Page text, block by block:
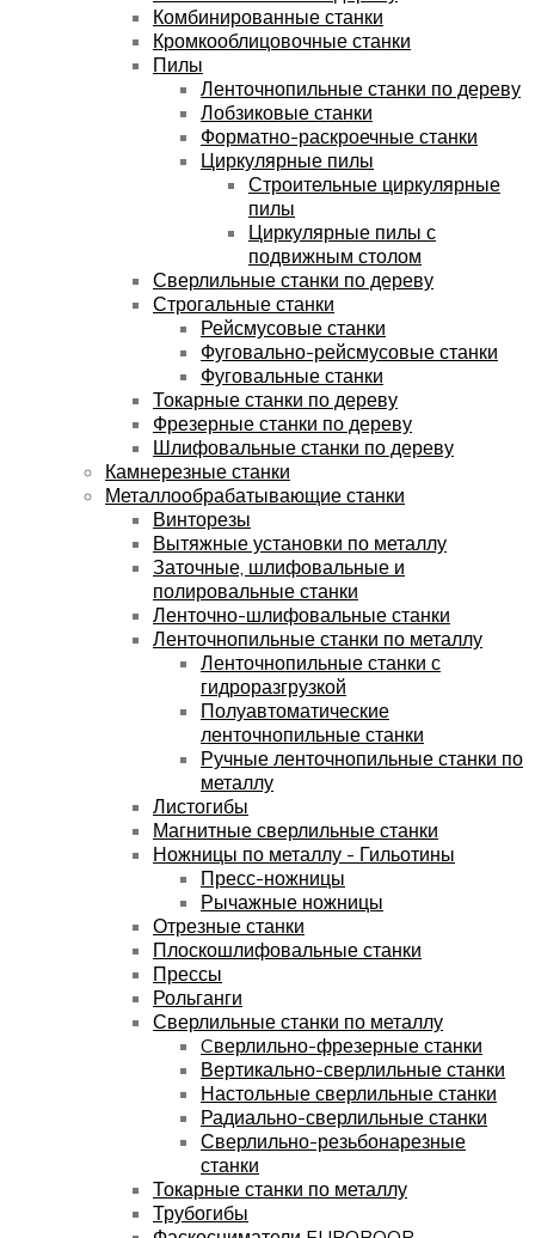
Комбинированные станки
Кромкооблицовочные станки
Пилы
Ленточнопильные станки по дереву
Лобзиковые станки
Форматно-раскроечные станки
Циркулярные пилы
Строительные циркулярные
пилы
Циркулярные пилы с
подвижным столом
Сверлильные станки по дереву
Строгальные станки
Рейсмусовые станки
Фуговально-рейсмусовые станки
Фуговальные станки
Токарные станки по дереву
Фрезерные станки по дереву
Шлифовальные станки по дереву
Камнерезные станки
Металлообрабатывающие станки
Винторезы
Вытяжные установки по металлу
Заточные, шлифовальные и
полировальные станки
Ленточно-шлифовальные станки
Ленточнопильные станки по металлу
Ленточнопильные станки с
гидроразгрузкой
Полуавтоматические
ленточнопильные станки
Ручные ленточнопильные станки по
металлу
Листогибы
Магнитные сверлильные станки
Ножницы по металлу - Гильотины
Пресс-ножницы
Рычажные ножницы
Отрезные станки
Плоскошлифовальные станки
Прессы
Рольганги
Сверлильные станки по металлу
Cверлильно-фрезерные станки
Вертикально-сверлильные станки
Настольные сверлильные станки
Радиально-сверлильные станки
Сверлильно-резьбонарезные
станки
Токарные станки по металлу
Трубогибы